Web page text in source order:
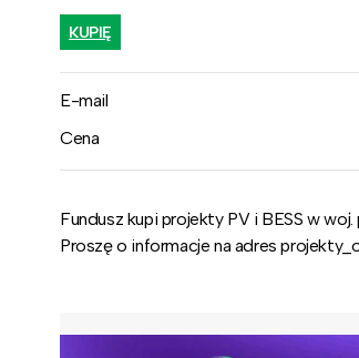
KUPIĘ
E-mail
Cena
Fundusz kupi projekty PV i BESS w
Proszę o informacje na adres